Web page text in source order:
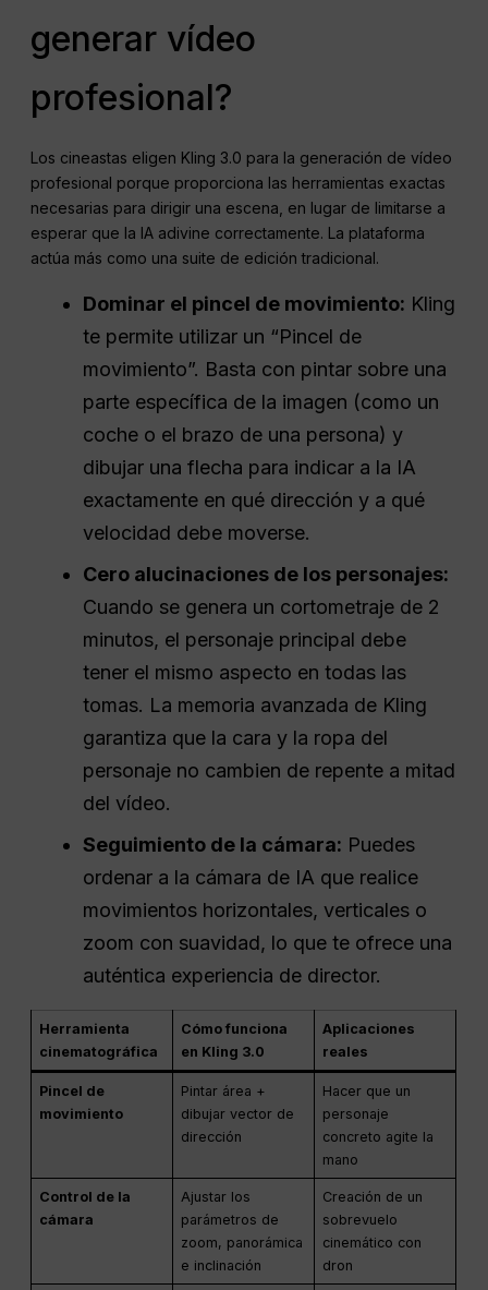
generar vídeo
profesional?
Los cineastas eligen Kling 3.0 para la generación de vídeo
profesional porque proporciona las herramientas exactas
necesarias para dirigir una escena, en lugar de limitarse a
esperar que la IA adivine correctamente. La plataforma
actúa más como una suite de edición tradicional.
Dominar el pincel de movimiento: Kling
te permite utilizar un “Pincel de
movimiento”. Basta con pintar sobre una
parte específica de la imagen (como un
coche o el brazo de una persona) y
dibujar una flecha para indicar a la IA
exactamente en qué dirección y a qué
velocidad debe moverse.
Cero alucinaciones de los personajes:
Cuando se genera un cortometraje de 2
minutos, el personaje principal debe
tener el mismo aspecto en todas las
tomas. La memoria avanzada de Kling
garantiza que la cara y la ropa del
personaje no cambien de repente a mitad
del vídeo.
Seguimiento de la cámara: Puedes
ordenar a la cámara de IA que realice
movimientos horizontales, verticales o
zoom con suavidad, lo que te ofrece una
auténtica experiencia de director.
Herramienta
cinematográfica
Cómo funciona
en Kling 3.0
Aplicaciones
reales
Pincel de
movimiento
Pintar área +
dibujar vector de
dirección
Hacer que un
personaje
concreto agite la
mano
Control de la
cámara
Ajustar los
parámetros de
zoom, panorámica
e inclinación
Creación de un
sobrevuelo
cinemático con
dron